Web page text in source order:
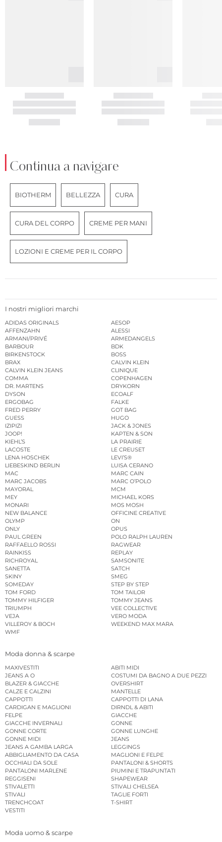
Continua a navigare
BIOTHERM BELLEZZA CURA
CURA DEL CORPO CREME PER MANI
LOZIONI E CREME PER IL CORPO
I nostri migliori marchi
ADIDAS ORIGINALS
AESOP
AFFENZAHN
ALESSI
ARMANI/PRIVÉ
ARMEDANGELS
BARBOUR
BDK
BIRKENSTOCK
BOSS
BRAX
CALVIN KLEIN
CALVIN KLEIN JEANS
CLINIQUE
COMMA
COPENHAGEN
DR. MARTENS
DRYKORN
DYSON
ECOALF
ERGOBAG
FALKE
FRED PERRY
GOT BAG
GUESS
HUGO
IZIPIZI
JACK & JONES
JOOP!
KAPTEN & SON
KIEHL’S
LA PRAIRIE
LACOSTE
LE CREUSET
LENA HOSCHEK
LEVI’S®
LIEBESKIND BERLIN
LUISA CERANO
MAC
MARC CAIN
MARC JACOBS
MARC O’POLO
MAYORAL
MCM
MEY
MICHAEL KORS
MONARI
MOS MOSH
NEW BALANCE
OFFICINE CREATIVE
OLYMP
ON
ONLY
OPUS
PAUL GREEN
POLO RALPH LAUREN
RAFFAELLO ROSSI
RAGWEAR
RAINKISS
REPLAY
RICHROYAL
SAMSONITE
SANETTA
SATCH
SKINY
SMEG
SOMEDAY
STEP BY STEP
TOM FORD
TOM TAILOR
TOMMY HILFIGER
TOMMY JEANS
TRIUMPH
VEE COLLECTIVE
VEJA
VERO MODA
VILLEROY & BOCH
WEEKEND MAX MARA
WMF
Moda donna & scarpe
MAXIVESTITI
ABITI MIDI
JEANS A O
COSTUMI DA BAGNO A DUE PEZZI
BLAZER & GIACCHE
OVERSHIRT
CALZE E CALZINI
MANTELLE
CAPPOTTI
CAPPOTTI DI LANA
CARDIGAN E MAGLIONI
DIRNDL & ABITI
FELPE
GIACCHE
GIACCHE INVERNALI
GONNE
GONNE CORTE
GONNE LUNGHE
GONNE MIDI
JEANS
JEANS A GAMBA LARGA
LEGGINGS
ABBIGLIAMENTO DA CASA
MAGLIONI E FELPE
OCCHIALI DA SOLE
PANTALONI & SHORTS
PANTALONI MARLENE
PIUMINI E TRAPUNTATI
REGGISENI
SHAPEWEAR
STIVALETTI
STIVALI CHELSEA
STIVALI
TAGLIE FORTI
TRENCHCOAT
T-SHIRT
VESTITI
Moda uomo & scarpe